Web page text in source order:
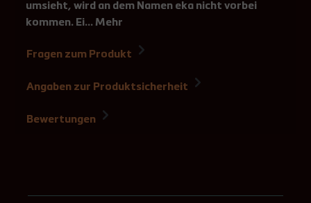
umsieht, wird an dem Namen eka nicht vorbei
kommen. Ei… Mehr
Fragen zum Produkt
Angaben zur Produktsicherheit
Bewertungen